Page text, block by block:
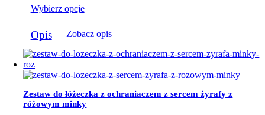
do
Wybierz opcje
produkt
ma
wiele
wariantów.
Opcje
można
wybrać
na
Opis Zobacz opis
Zestaw do łóżeczka z ochraniaczem z sercem żyrafy z
różowym minky